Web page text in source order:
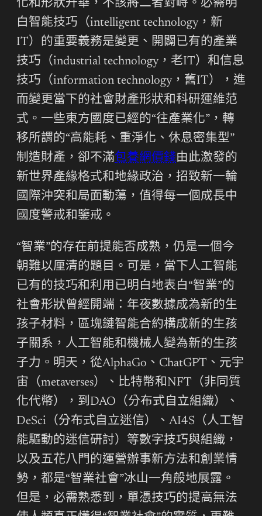
化和形狀升華，不該將二者對峙。必需明
白智能技巧（intelligent technology，新
IT）的重要義務是變更、開闢已有的產業
技巧（industrial technology，老IT）和信息
技巧（information technology，舊IT），進
而變更當下的社會財產形狀和科研運維范
式。一些東方國度已經的“往產業化”，轉
移所謂的“高能耗、重淨化、休息密集型”
制造財產，卻不滿包養網價錢由此激發的
新世界產緣格式和地緣政治，招致新一輪
國際沖突和局面動蕩，值得每一個成長中
國度警戒和鑒戒。
“智業”的存在前提能否成熟，仍是一個今
朝難以厘清的題目。可是，當下人工智能
已有的技巧和利用已明白地表白“智業”的
社會形狀曾經開端：年夜數據成為新的生
孩子材料，區塊鏈智能合約構成新的生孩
子關系，人工智能和機械人變為新的生孩
子力。明天，從AlphaGo、ChatGPT、元宇
宙（metaverses）、比特幣和NFT（非同質
化代幣），到DAO（分布式自立組織）、
DeSci（分布式自立迷信）、AI4S（人工智
能驅動的迷信研討）等數字技巧與組織，
以及五花八門的運營辦事新方法和創業情
勢，都是“智業社會”冰山一角般地展露。
但是，必需熟悉到，單憑技巧的提高無法